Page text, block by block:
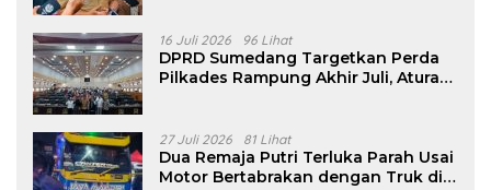
16 Juli 2026 96 Lihat
DPRD Sumedang Targetkan Perda
Pilkades Rampung Akhir Juli, Aturan
27 Juli 2026 81 Lihat
Dua Remaja Putri Terluka Parah Usai
Motor Bertabrakan dengan Truk di